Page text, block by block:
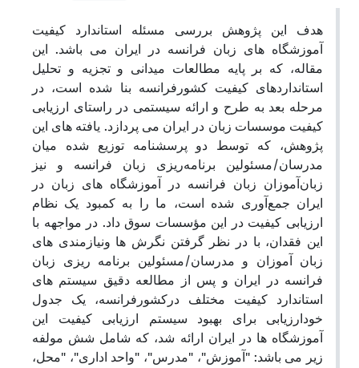
هدف این پژوهش بررسی مسئله استاندارد کیفیت
آموزشگاه های زبان فرانسه در ایران می باشد. این
مقاله، که بر پایه مطالعات میدانی و تجزیه و تحلیل
استانداردهای کیفیت کشورفرانسه بنا شده است، در
مرحله بعد به طرح و ارائه سیستمی در راستای ارزیابی
کیفیت موسسات زبان در ایران می پردازد. یافته های این
پژوهش، که توسط دو پرسشنامه توزیع شده میان
مدرسان/مسئولین برنامه‌ریزی زبان فرانسه و نیز
زبان‌آموزان زبان فرانسه در آموزشگاه های زبان در
ایران جمع‌آوری شده است، ما را به کمبود یک نظام
ارزیابی کیفیت در این مؤسسات سوق داد. در مواجهه با
این فقدان، با در نظر گرفتن نگرش ها ونیازمندی های
زبان آموزان و مدرسان/مسئولین برنامه ریزی زبان
فرانسه در ایران و پس از مطالعه دقیق سیستم های
استاندارد کیفیت مختلف درکشورفرانسه، یک جدول
خودارزیابی برای بهبود سیستم ارزیابی کیفیت این
آموزشگاه ها در ایران ارائه شد، که شامل شش مولفه
زیر می باشد: "آموزش"، "مدرس"، "واحد اداری"، "محل،